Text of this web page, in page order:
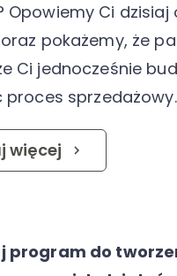
Opowiemy Ci
pokażemy, że
Ci jednocześnie
proces sprzedażowy.
więcej
program do